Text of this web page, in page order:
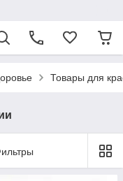
Товары для